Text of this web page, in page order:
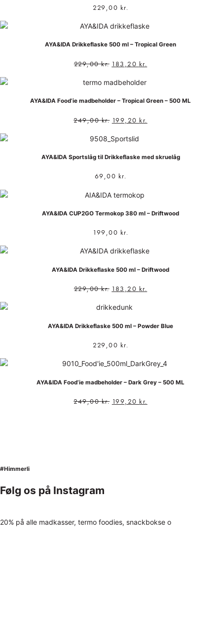
229,00 kr.
AYA&IDA Drikkeflaske 500 ml – Tropical Green
229,00kr. 183,20 kr.
AYA&IDA Food’ie madbeholder – Tropical Green – 500 ML
249,00kr. 199,20 kr.
AYA&IDA Sportslåg til Drikkeflaske med skruelåg
69,00 kr.
AYA&IDA CUP2GO Termokop 380 ml – Driftwood
199,00 kr.
AYA&IDA Drikkeflaske 500 ml – Driftwood
229,00kr. 183,20 kr.
AYA&IDA Drikkeflaske 500 ml – Powder Blue
229,00 kr.
AYA&IDA Food’ie madbeholder – Dark Grey – 500 ML
249,00kr. 199,20 kr.
#Himmerli
Følg os på Instagram
20% på alle madkasser, termo foodies, snackbokse o